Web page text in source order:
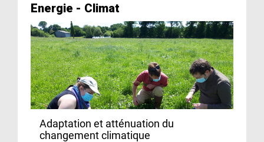
Energie - Climat
Adaptation et atténuation du
changement climatique